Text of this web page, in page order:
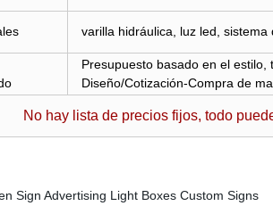
varilla hidráulica, luz led,
Presupuesto basado en el
Diseño/Cotización-Compra de
No hay lista de precios fijos, todo